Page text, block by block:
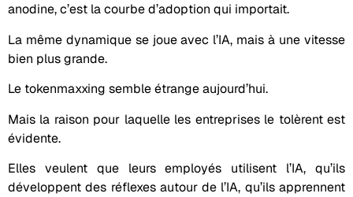
anodine, c’est la courbe d’adoption qui importait.
La même dynamique se joue avec l’IA, mais à une vitesse
bien plus grande.
Le tokenmaxxing semble étrange aujourd’hui.
Mais la raison pour laquelle les entreprises le tolèrent est
évidente.
Elles veulent que leurs employés utilisent l’IA, qu’ils
développent des réflexes autour de l’IA, qu’ils apprennent